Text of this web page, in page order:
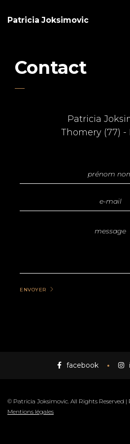
Patricia Joksimovic
Contact
Patricia
Thomery (77) -
ENVOYER
facebook
© Patricia Joksimovic. All Rights Reserved |
Mentions légales